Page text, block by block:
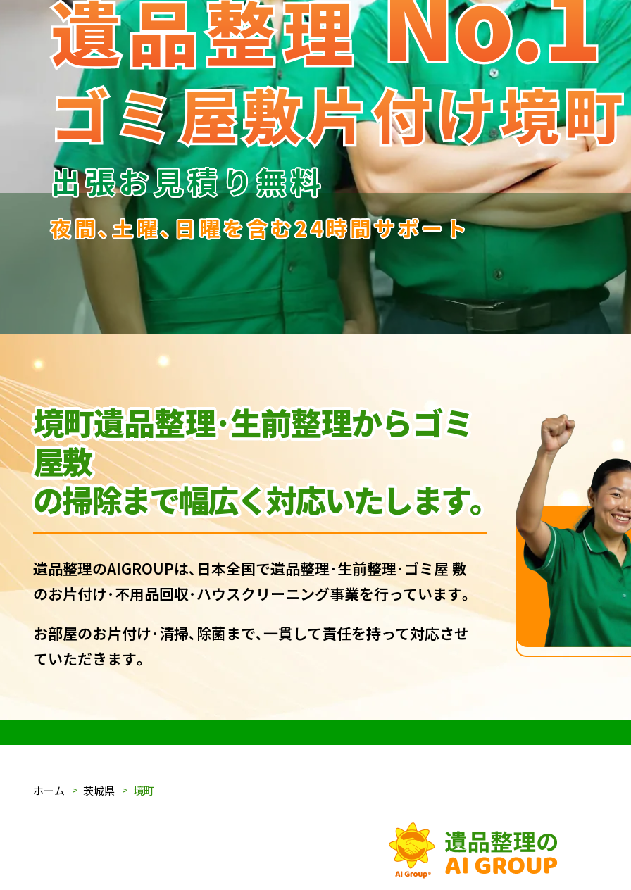
遺品整理
ゴミ屋敷片付け境町
遺品整理
ゴミ屋敷片付け境町
出張お見積り無料
夜間､土曜､日曜を含む24時間サポート
境町遺品整理･生前整理からゴミ
屋敷
の掃除まで幅広く対応いたします｡
遺品整理のAIGROUPは､日本全国で遺品整理･生前整理･ゴミ屋 敷
のお片付け･不用品回収･ハウスクリーニング事業を行っています｡
お部屋のお片付け･清掃､除菌まで､一貫して責任を持って対応させ
ていただきます｡
ホーム 茨城県 境町